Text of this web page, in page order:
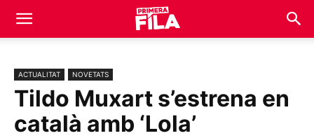
ACTUALITAT NOVETATS
Tildo Muxart s’estrena en
català amb ‘Lola’